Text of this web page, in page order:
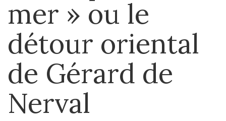
mer » ou le
détour oriental
de Gérard de
Nerval